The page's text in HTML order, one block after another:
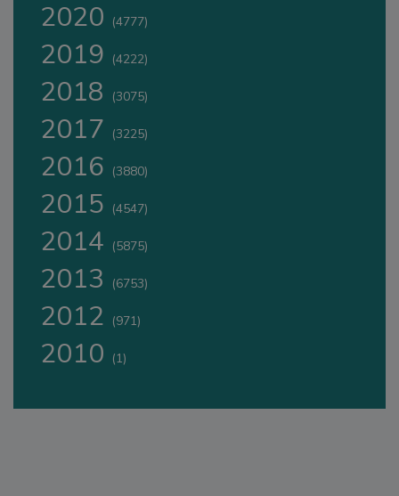
2020 (4777)
2019 (4222)
2018 (3075)
2017 (3225)
2016 (3880)
2015 (4547)
2014 (5875)
2013 (6753)
2012 (971)
2010 (1)